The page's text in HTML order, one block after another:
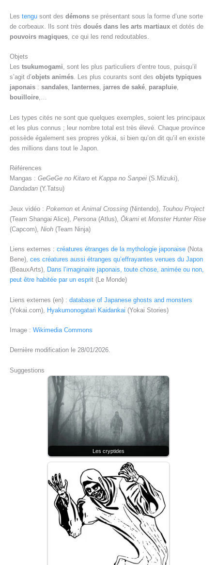
Les tengu sont des démons se présentant sous la forme d’une sorte
de corbeaux. Ils sont très doués dans les arts martiaux et dotés de
pouvoirs magiques, ce qui les rend redoutables.
Objets
Les tsukumogami, sont les plus particuliers d’entre tous, puisqu’il
s’agit d’objets animés. Les plus courants sont des objets typiques
japonais : sandales, lanternes, jarres de saké, parapluie,
bouilloire,…
Les types cités ne sont que quelques exemples, soient les principaux
et les plus connus ; leur nombre total est très élevé. Chaque province
possède également ses propres yōkai, si bien qu’on dit qu’il en existe
des millions dans tout le Japon.
Références
Mangas : GeGeGe no Kitaro et Kappa no Sanpei (S.Mizuki),
Dandadan (Y.Tatsu)
Jeux vidéo : Pokemon et Animal Crossing (Nintendo), Touhou Project
(Team Shangai Alice), Persona (Atlus), Ōkami et Monster Hunter Rise
(Capcom), Nioh (Team Ninja)
Liens externes : créatures étranges de la mythologie japonaise (Nota
Bene), ces créatures aussi étranges qu’effrayantes venues du Japon
(BeauxArts), Dans l’imaginaire japonais, toute chose, animée ou non,
peut être habitée par un esprit (Le Monde)
Liens externes (en) : database of Japanese ghosts and monsters
(Yokai.com), Hyakumonogatari Kaidankai (Yokai Stories)
Image : Wikimedia Commons
Dernière modification le 28/01/2026.
Suggestions
Les cryptides